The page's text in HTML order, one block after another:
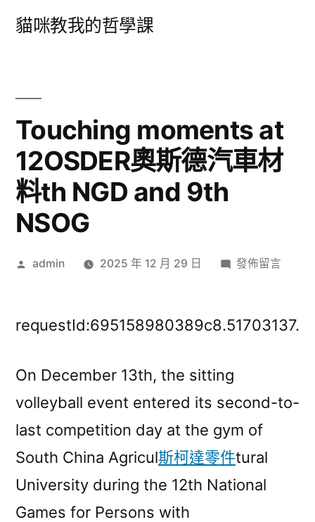
貓咪教我的哲學課
Touching moments at
12OSDER奧斯德汽車材
料th NGD and 9th
NSOG
作
admin 2025 年 12 月 29 日
在
at
德
車
材
料
發佈留言
requestId:695158980389c8.51703137.
On December 13th, the sitting
volleyball event entered its second-to-
last competition day at the gym of
South China Agricul斯柯達零件tural
University during the 12th National
Games for Persons with